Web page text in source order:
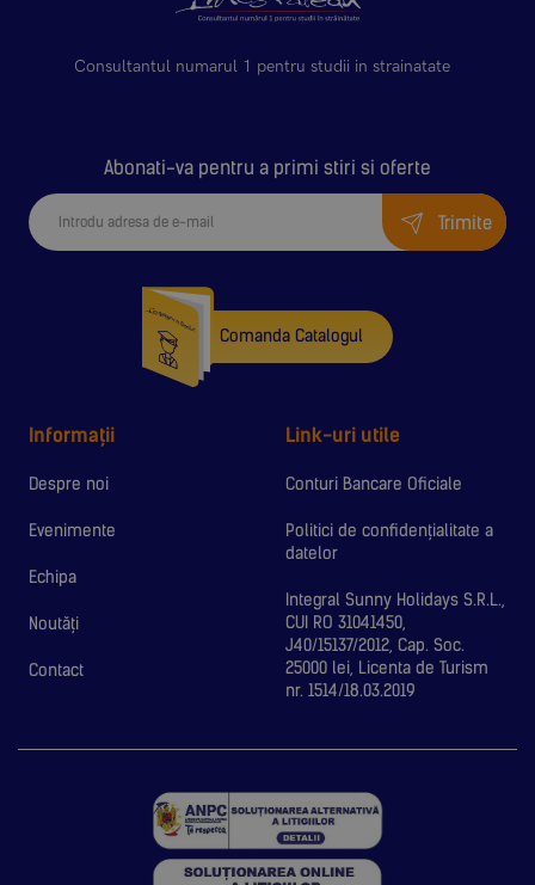
Consultantul numarul 1 pentru studii in strainatate
Informații
Despre noi
Evenimente
Echipa
Noutăți
Contact
Link-uri utile
Conturi Bancare Oficiale
Politici de confidențialitate a
datelor
Integral Sunny Holidays S.R.L.,
CUI RO 31041450,
J40/15137/2012, Cap. Soc.
25000 lei, Licenta de Turism
nr. 1514/18.03.2019
Abonati-va pentru a primi stiri si oferte
Trimite
Comanda Catalogul